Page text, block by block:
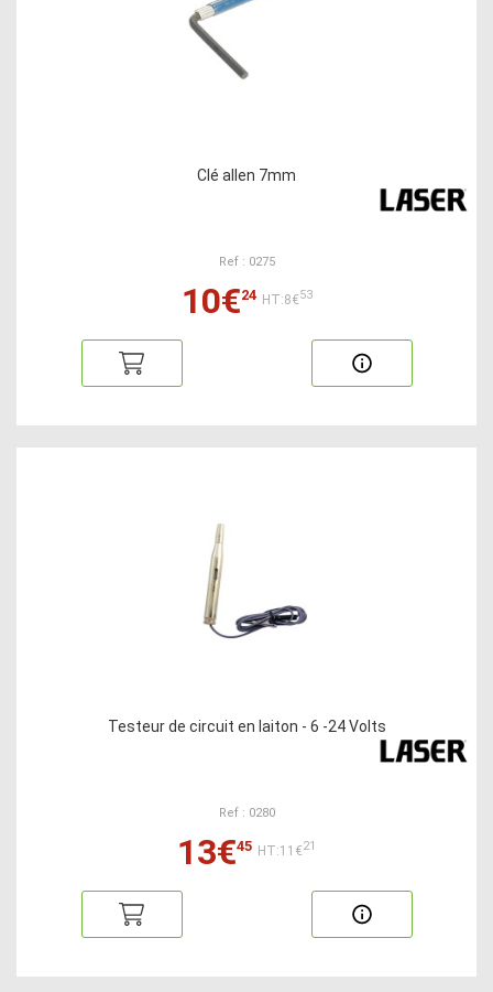
Clé allen 7mm
Ref : 0275
10€24 HT:8€53
Testeur de circuit en laiton - 6 -24 Volts
Ref : 0280
13€45 HT:11€21